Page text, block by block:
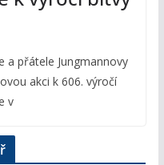
a přátele Jungmannovy
akci k 606. výročí
v